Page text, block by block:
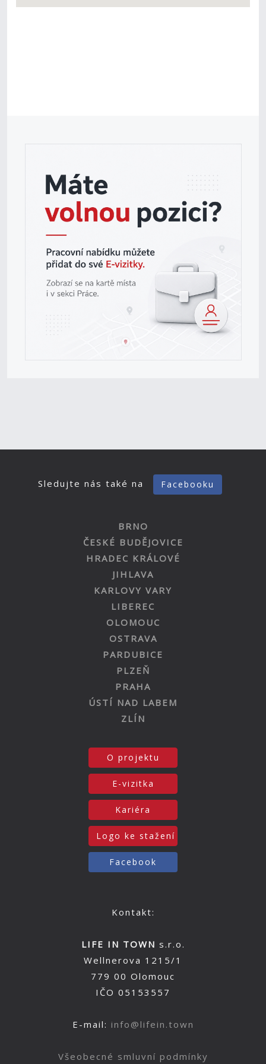
Sledujte nás také na Facebooku
BRNO
ČESKÉ BUDĚJOVICE
HRADEC KRÁLOVÉ
JIHLAVA
KARLOVY VARY
LIBEREC
OLOMOUC
OSTRAVA
PARDUBICE
PLZEŇ
PRAHA
ÚSTÍ NAD LABEM
ZLÍN
O projektu
E-vizitka
Kariéra
Logo ke stažení
Facebook
Kontakt:
LIFE IN TOWN s.r.o.
Wellnerova 1215/1
779 00 Olomouc
IČO 05153557
E-mail: info@lifein.town
Všeobecné smluvní podmínky